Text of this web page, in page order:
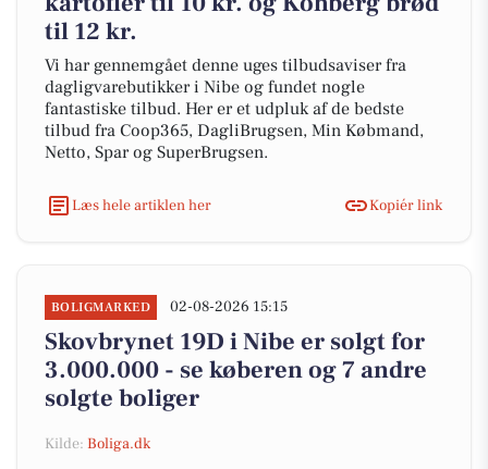
til 12 kr.
Vi har gennemgået denne uges tilbudsaviser fra
dagligvarebutikker i Nibe og fundet nogle
fantastiske tilbud. Her er et udpluk af de bedste
tilbud fra Coop365, DagliBrugsen, Min Købmand,
Netto, Spar og SuperBrugsen.
Læs hele artiklen her Kopiér link
BOLIGMARKED 02-08-2026 15:15
Skovbrynet 19D i Nibe er solgt for
3.000.000 - se køberen og 7 andre
solgte boliger
Kilde: Boliga.dk